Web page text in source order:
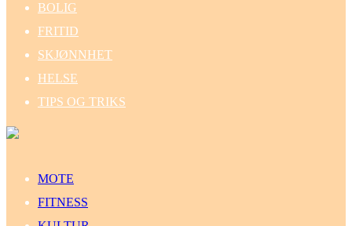
BOLIG
FRITID
SKJØNNHET
HELSE
TIPS OG TRIKS
MOTE
FITNESS